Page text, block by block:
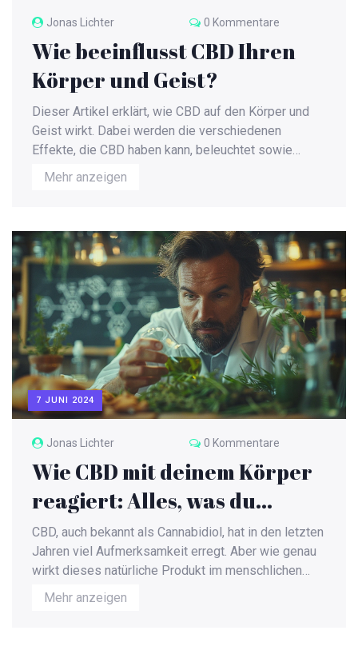
Jonas Lichter 0 Kommentare
Wie beeinflusst CBD Ihren
Körper und Geist?
Dieser Artikel erklärt, wie CBD auf den Körper und
Geist wirkt. Dabei werden die verschiedenen
Effekte, die CBD haben kann, beleuchtet sowie
Fakten und Tipps zum Thema gegeben. Ziel ist es,
die Leser umfassend und verständlich über die
Mehr anzeigen
7 JUNI 2024
Jonas Lichter 0 Kommentare
Wie CBD mit deinem Körper
reagiert: Alles, was du
wissen musst
CBD, auch bekannt als Cannabidiol, hat in den letzten
Jahren viel Aufmerksamkeit erregt. Aber wie genau
wirkt dieses natürliche Produkt im menschlichen
Körper? Dieser Artikel beleuchtet die verschiedenen
Wirkungsweisen von CBD und gibt dir hilfreiche
Mehr anzeigen